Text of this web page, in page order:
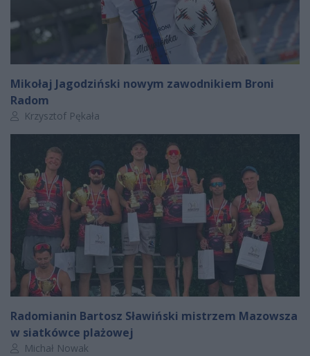
Mikołaj Jagodziński nowym zawodnikiem Broni
Radom
Autor artykułu:
Krzysztof Pękała
Radomianin Bartosz Sławiński mistrzem Mazowsza
w siatkówce plażowej
Autor artykułu:
Michał Nowak